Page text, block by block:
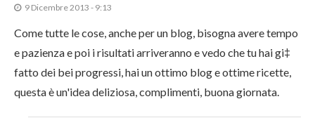
9 Dicembre 2013 - 9:13
Come tutte le cose, anche per un blog, bisogna avere tempo
e pazienza e poi i risultati arriveranno e vedo che tu hai gi‡
fatto dei bei progressi, hai un ottimo blog e ottime ricette,
questa è un'idea deliziosa, complimenti, buona giornata.